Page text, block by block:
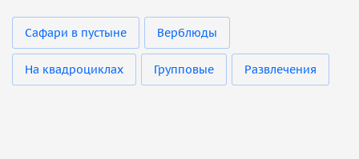
Сафари в пустыне Верблюды
На квадроциклах Групповые Развлечения